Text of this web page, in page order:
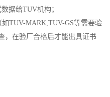
据给TUV机构；
TUV-MARK,TUV-GS等需要验
，在验厂合格后才能出具证书